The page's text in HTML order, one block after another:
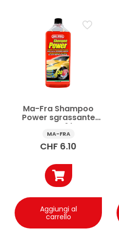
Ma-Fra Shampoo
Power sgrassante
auto 1 l
MA-FRA
CHF 6.10
Aggiungi al
carrello